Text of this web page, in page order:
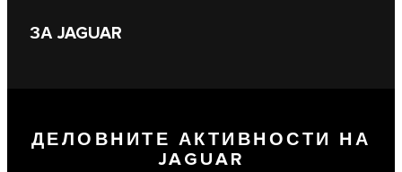
ЗА JAGUAR
ДЕЛОВНИТЕ АКТИВНОСТИ НА
JAGUAR